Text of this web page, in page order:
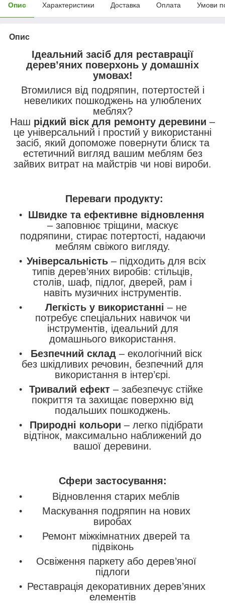
Опис Характеристики Доставка Оплата Умови
Опис
Ідеальний засіб для реставрації
дерев’яних поверхонь у домашніх
умовах!
Втомилися від подряпин, потертостей і
невеликих пошкоджень на улюблених
меблях?
Наш рідкий віск для ремонту деревини –
це універсальний і простий у використанні
засіб, який допоможе повернути блиск та
естетичний вигляд вашим меблям без
зайвих витрат на майстрів чи нові вироби.
Переваги продукту:
Швидке та ефективне відновлення
– заповнює тріщини, маскує
подряпини, стирає потертості, надаючи
меблям свіжого вигляду.
Універсальність– підходить для всіх
типів дерев’яних виробів: стільців,
столів, шаф, підлог, дверей, рам і
навіть музичних інструментів.
Легкість у використанні – не
потребує спеціальних навичок чи
інструментів, ідеальний для
домашнього використання.
Безпечний склад– екологічний віск
без шкідливих речовин, безпечний для
використання в інтер’єрі.
Тривалий ефект – забезпечує стійке
покриття та захищає поверхню від
подальших пошкоджень.
Природні кольори – легко підібрати
відтінок, максимально наближений до
вашої деревини.
Сфери застосування:
Відновлення старих меблів
Маскування подряпин на нових
виробах
Ремонт міжкімнатних дверей та
підвіконь
Освіження паркету або дерев’яної
підлоги
Реставрація декоративних дерев’яних
елементів